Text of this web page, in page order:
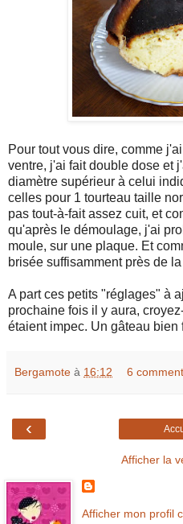
Pour tout vous dire, comme
ventre, j'ai fait double dose et
diamètre supérieur à celui
celles pour 1 tourteau taille
pas tout-à-fait assez cuit, et
qu'après le démoulage, j'ai
moule, sur une plaque. Et
brisée suffisamment près de
A part ces petits "réglages" à
prochaine fois il y aura,
étaient impec. Un gâteau bien
Bergamote à 16:12 6
‹
Afficher la
Afficher mon profil